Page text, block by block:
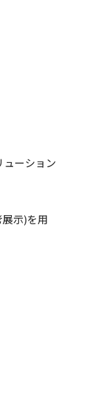
ーション
示)を用